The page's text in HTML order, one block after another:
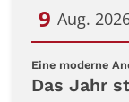
9 Aug.
Datum: 9.
Eine moderne
Das Jahr